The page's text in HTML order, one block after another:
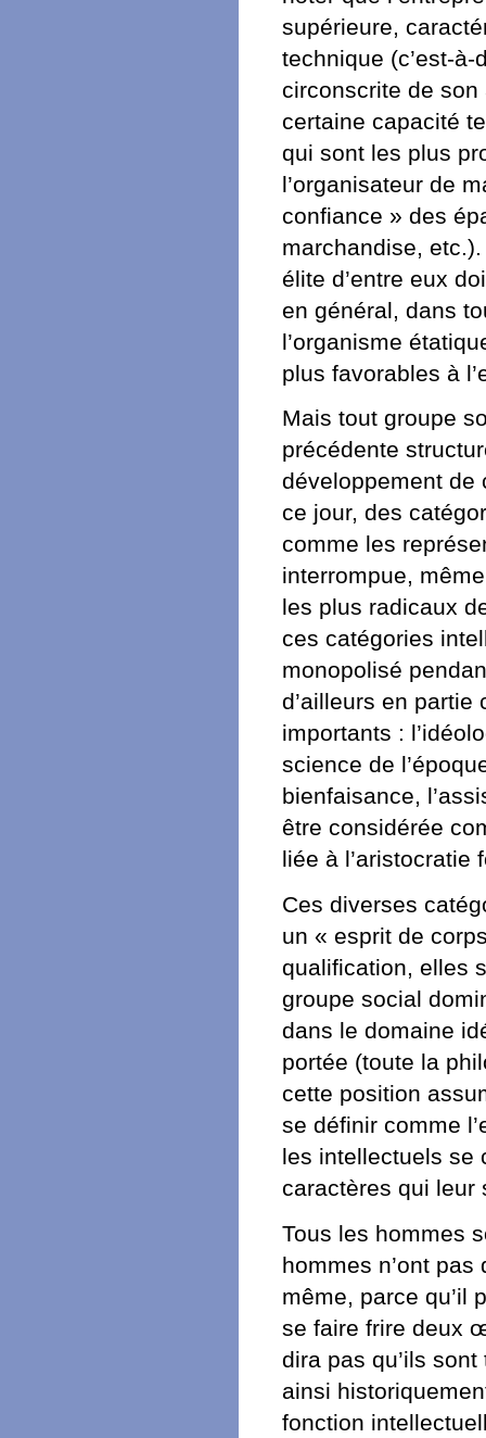
supérieure,
technique (c’est-
circonscrite de
certaine capacité
qui sont les plus
l’organisateur de
confiance » des
marchandise,
élite d’entre eux
en général, dans
l’organisme
plus favorables à
Mais tout groupe
précédente
développement de
ce jour, des
comme les
interrompue,
les plus radicaux
ces catégories
monopolisé
d’ailleurs en
importants :
science de
bienfaisance,
être considérée
liée à l’aristocratie
Ces diverses
un « esprit de
qualification, elles
groupe social
dans le domaine
portée (toute la
cette position
se définir comme
les intellectuels se
caractères qui leur
Tous les hommes
hommes n’ont
même, parce qu’il
se faire frire deux
dira pas qu’ils
ainsi
fonction